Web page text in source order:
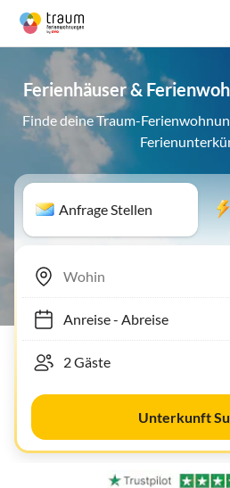
Ferienhäuser &
Finde deine Traum-
Anfrage Stellen
Anreise- Abreise
Unterkunft